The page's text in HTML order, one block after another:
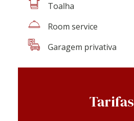
Toalha
Room service
Garagem privativa
Tarifas